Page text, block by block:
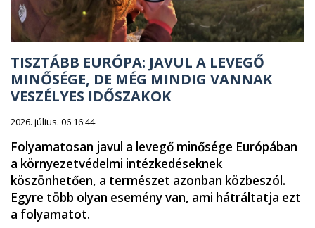
TISZTÁBB EURÓPA: JAVUL A LEVEGŐ
MINŐSÉGE, DE MÉG MINDIG VANNAK
VESZÉLYES IDŐSZAKOK
2026. július. 06 16:44
Folyamatosan javul a levegő minősége Európában
a környezetvédelmi intézkedéseknek
köszönhetően, a természet azonban közbeszól.
Egyre több olyan esemény van, ami hátráltatja ezt
a folyamatot.